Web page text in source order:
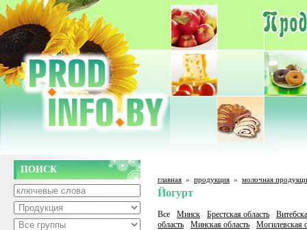
ПОИСК
главная » продукция » молочная
Йогурт
Все Минск Брестская область
область
Минская область Могилевская